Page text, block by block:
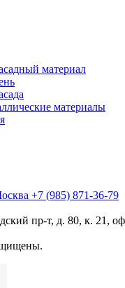
материал
материалы
+7 (985) 871-36-79
пр-т, д. 80, к. 21,